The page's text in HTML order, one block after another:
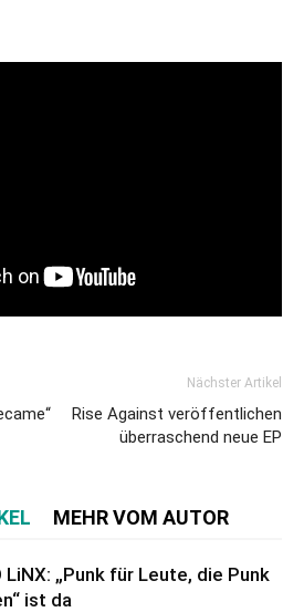
Nächster Artikel
Rise Against veröffentlichen
überraschend neue EP
MEHR VOM AUTOR
LiNX: „Punk für Leute, die Punk
ist da